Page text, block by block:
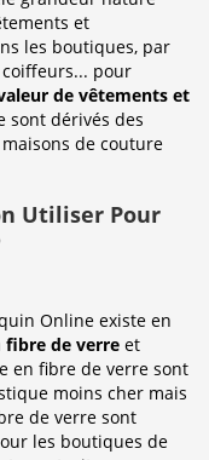
et
les boutiques, par
pour
de vêtements et
sont dérivés des
de couture
Utiliser Pour
Online existe en
fibre de verre et
en fibre de verre sont
moins cher mais
de verre sont
les boutiques de